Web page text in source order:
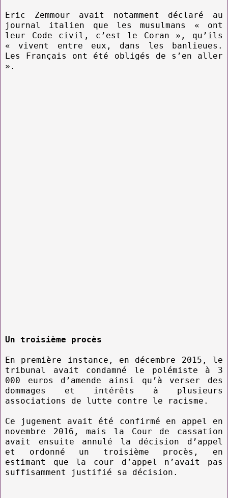
Eric Zemmour avait notamment déclaré au
journal italien que les musulmans « ont
leur Code civil, c’est le Coran », qu’ils
« vivent entre eux, dans les banlieues.
Les Français ont été obligés de s’en aller
».
Un troisième procès
En première instance, en décembre 2015, le
tribunal avait condamné le polémiste à 3
000 euros d’amende ainsi qu’à verser des
dommages et intérêts à plusieurs
associations de lutte contre le racisme.
Ce jugement avait été confirmé en appel en
novembre 2016, mais la Cour de cassation
avait ensuite annulé la décision d’appel
et ordonné un troisième procès, en
estimant que la cour d’appel n’avait pas
suffisamment justifié sa décision.